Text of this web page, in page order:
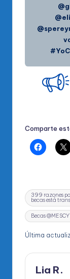
Comparte
Etiquetas:
399 razones
becas está
Becas
Última
Lia R.